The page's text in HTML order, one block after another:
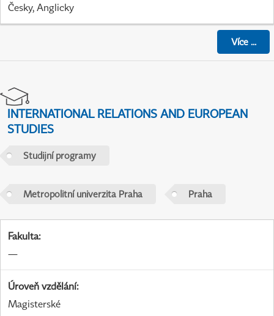
Česky, Anglicky
Více...
INTERNATIONAL RELATIONS AND EUROPEAN
STUDIES
Studijní programy
Metropolitní univerzita Praha Praha
Fakulta:
—
Úroveň vzdělání:
Magisterské